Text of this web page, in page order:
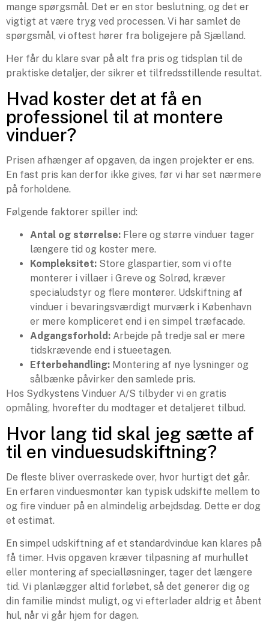
mange spørgsmål. Det er en stor beslutning, og det er
vigtigt at være tryg ved processen. Vi har samlet de
spørgsmål, vi oftest hører fra boligejere på Sjælland.
Her får du klare svar på alt fra pris og tidsplan til de
praktiske detaljer, der sikrer et tilfredsstillende resultat.
Hvad koster det at få en
professionel til at montere
vinduer?
Prisen afhænger af opgaven, da ingen projekter er ens.
En fast pris kan derfor ikke gives, før vi har set nærmere
på forholdene.
Følgende faktorer spiller ind:
Antal og størrelse: Flere og større vinduer tager
længere tid og koster mere.
Kompleksitet: Store glaspartier, som vi ofte
monterer i villaer i Greve og Solrød, kræver
specialudstyr og flere montører. Udskiftning af
vinduer i bevaringsværdigt murværk i København
er mere kompliceret end i en simpel træfacade.
Adgangsforhold: Arbejde på tredje sal er mere
tidskrævende end i stueetagen.
Efterbehandling: Montering af nye lysninger og
sålbænke påvirker den samlede pris.
Hos Sydkystens Vinduer A/S tilbyder vi en gratis
opmåling, hvorefter du modtager et detaljeret tilbud.
Hvor lang tid skal jeg sætte af
til en vinduesudskiftning?
De fleste bliver overraskede over, hvor hurtigt det går.
En erfaren vinduesmontør kan typisk udskifte mellem to
og fire vinduer på en almindelig arbejdsdag. Dette er dog
et estimat.
En simpel udskiftning af et standardvindue kan klares på
få timer. Hvis opgaven kræver tilpasning af murhullet
eller montering af specialløsninger, tager det længere
tid. Vi planlægger altid forløbet, så det generer dig og
din familie mindst muligt, og vi efterlader aldrig et åbent
hul, når vi går hjem for dagen.